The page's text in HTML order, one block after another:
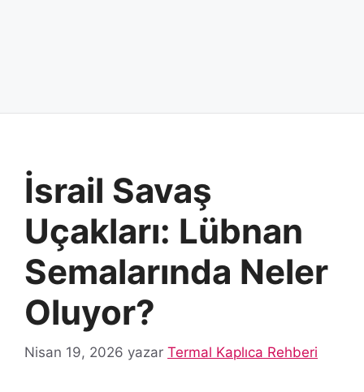
İsrail Savaş
Uçakları: Lübnan
Semalarında Neler
Oluyor?
Nisan 19, 2026 yazar Termal Kaplıca Rehberi